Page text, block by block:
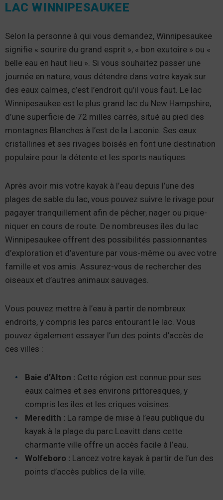
LAC WINNIPESAUKEE
Selon la personne à qui vous demandez, Winnipesaukee
signifie « sourire du grand esprit », « bon exutoire » ou «
belle eau en haut lieu ». Si vous souhaitez passer une
journée en nature, vous détendre dans votre kayak sur
des eaux calmes, c’est l’endroit qu’il vous faut. Le lac
Winnipesaukee est le plus grand lac du New Hampshire,
d’une superficie de 72 milles carrés, situé au pied des
montagnes Blanches à l’est de la Laconie. Ses eaux
cristallines et ses rivages boisés en font une destination
populaire pour la détente et les sports nautiques.
Après avoir mis votre kayak à l’eau depuis l’une des
plages de sable du lac, vous pouvez suivre le rivage pour
pagayer tranquillement afin de pêcher, nager ou pique-
niquer en cours de route. De nombreuses îles du lac
Winnipesaukee offrent des possibilités passionnantes
d’exploration et d’aventure par vous-même ou avec votre
famille et vos amis. Assurez-vous de rechercher des
oiseaux et d’autres animaux sauvages.
Vous pouvez mettre à l’eau à partir de nombreux
endroits, y compris les parcs entourant le lac. Vous
pouvez également essayer l’un des points d’accès de
ces villes :
Baie d’Alton : Cette région est connue pour ses
eaux calmes et ses environs pittoresques, y
compris les îles et les criques voisines.
Meredith : La rampe de mise à l’eau publique du
kayak à la plage du parc Leavitt dans cette
charmante ville offre un accès facile à l’eau.
Wolfeboro : Lancez votre kayak à partir de l’un des
points d’accès publics de la ville.